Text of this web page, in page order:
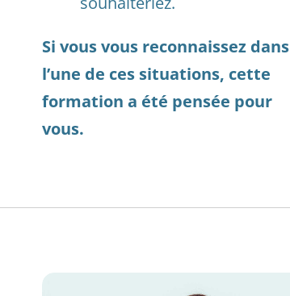
Si vous vous reconnaissez dans
l’une de ces situations, cette
formation a été pensée pour
vous.